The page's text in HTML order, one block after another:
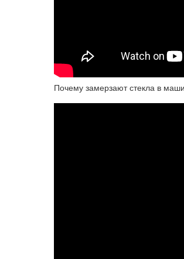
Почему замерзают стекла в